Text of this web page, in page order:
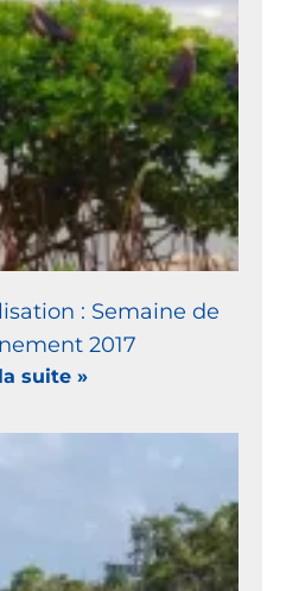
: Semaine de
2017
suite »